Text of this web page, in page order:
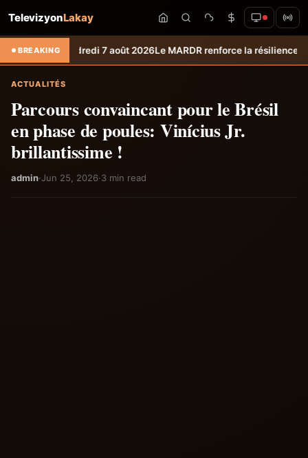
TelevizyonLakay
BREAKING
7 août 2026 Le MARDR renforce la résilience des producteurs
ACTUALITÉS
Parcours convaincant pour le Brésil
en phase de poules: Vinícius Jr.
brillantissime !
admin·Jun 25, 2026·3 min read